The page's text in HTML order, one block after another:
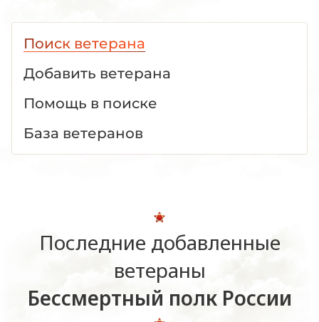
Поиск ветерана
Добавить ветерана
Помощь в поиске
База ветеранов
Последние добавленные
ветераны
Бессмертный полк России